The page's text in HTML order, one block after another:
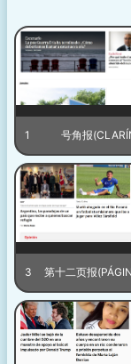
1 号角报
3 第十二页报